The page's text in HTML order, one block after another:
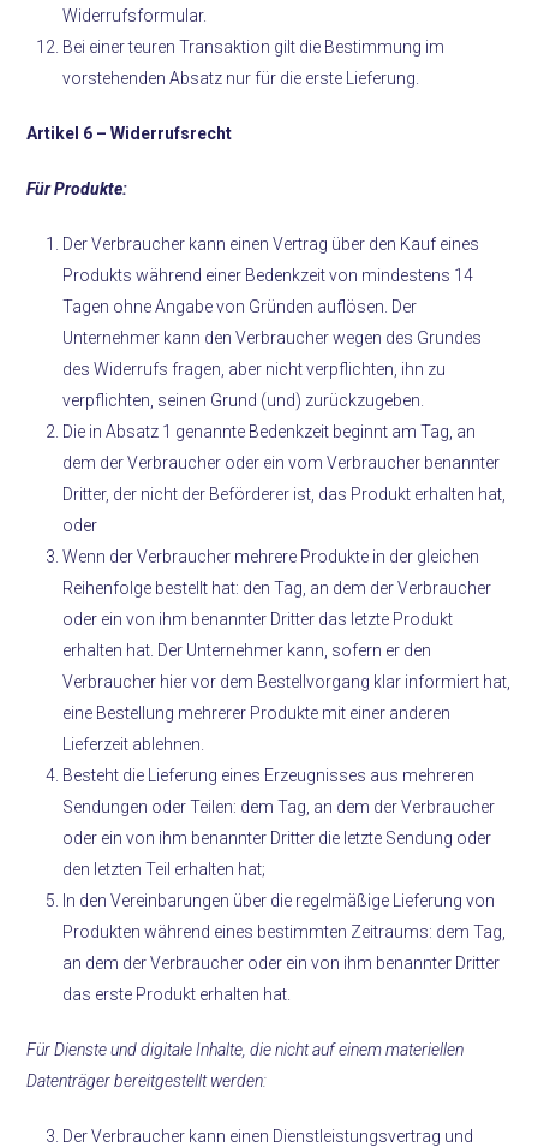
Widerrufsformular.
Bei einer teuren Transaktion gilt die Bestimmung im
vorstehenden Absatz nur für die erste Lieferung.
Artikel 6 – Widerrufsrecht
Für Produkte:
Der Verbraucher kann einen Vertrag über den Kauf eines
Produkts während einer Bedenkzeit von mindestens 14
Tagen ohne Angabe von Gründen auflösen. Der
Unternehmer kann den Verbraucher wegen des Grundes
des Widerrufs fragen, aber nicht verpflichten, ihn zu
verpflichten, seinen Grund (und) zurückzugeben.
Die in Absatz 1 genannte Bedenkzeit beginnt am Tag, an
dem der Verbraucher oder ein vom Verbraucher benannter
Dritter, der nicht der Beförderer ist, das Produkt erhalten hat,
oder
Wenn der Verbraucher mehrere Produkte in der gleichen
Reihenfolge bestellt hat: den Tag, an dem der Verbraucher
oder ein von ihm benannter Dritter das letzte Produkt
erhalten hat. Der Unternehmer kann, sofern er den
Verbraucher hier vor dem Bestellvorgang klar informiert hat,
eine Bestellung mehrerer Produkte mit einer anderen
Lieferzeit ablehnen.
Besteht die Lieferung eines Erzeugnisses aus mehreren
Sendungen oder Teilen: dem Tag, an dem der Verbraucher
oder ein von ihm benannter Dritter die letzte Sendung oder
den letzten Teil erhalten hat;
In den Vereinbarungen über die regelmäßige Lieferung von
Produkten während eines bestimmten Zeitraums: dem Tag,
an dem der Verbraucher oder ein von ihm benannter Dritter
das erste Produkt erhalten hat.
Für Dienste und digitale Inhalte, die nicht auf einem materiellen
Datenträger bereitgestellt werden:
Der Verbraucher kann einen Dienstleistungsvertrag und